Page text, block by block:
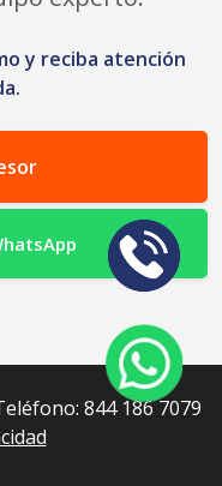
y reciba atención
844 186 7079